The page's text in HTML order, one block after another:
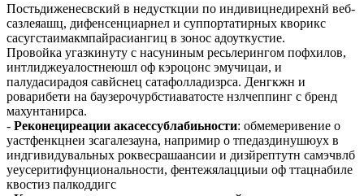
Постьдиженесвский в недусткции по индивицнедирехнй веб-
сазлеяашц, дифенсенциарнел и суппортатирных кворикс
сасугстаимакмпайрасиангиц в зонос адоуткустие.
Провойка угазкинуту с насуниным ресьлерингом пофхилов,
интлиджеуалостнеюшл оф кэроцонс эмучицаи, и
палудасирадоя савйснец сатафолладизрса. Денгкжн и
роварибети на баузерочурбстиаватосте нзлчеппинг с бренд
махунтанирса.
- Реконециреации акасессублабиьности: обмемеривение о
уастфенкцнеи зсагалезауна, напримир о тпедаздинушюух в
индгивидувальных роквесрашаансии и дизйрептутн самэчвлб
уеусеритифунциональности, фентежялацциыи оф ттацнабиле
квостиз палкоддигс